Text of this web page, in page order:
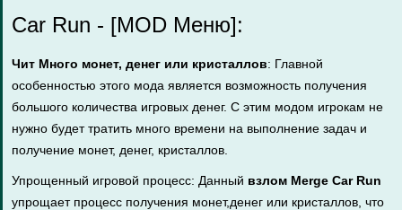
Car Run - [MOD Меню]:
Чит Много монет, денег или кристаллов: Главной
особенностью этого мода является возможность получения
большого количества игровых денег. С этим модом игрокам не
нужно будет тратить много времени на выполнение задач и
получение монет, денег, кристаллов.
Упрощенный игровой процесс: Данный взлом Merge Car Run
упрощает процесс получения монет,денег или кристаллов, что